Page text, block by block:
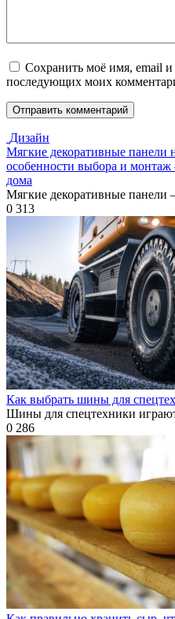
Сохранить моё имя, email и
последующих моих
Дизайн
Мягкие декоративные панели
особенности выбора и
дома
Мягкие декоративные панели
0 313
Как выбрать шины для
Шины для спецтехники
0 286